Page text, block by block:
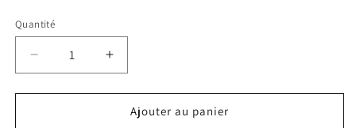
Quantité
Réduire
la
quantité
Augmenter
la
quantité
Ajouter au panier